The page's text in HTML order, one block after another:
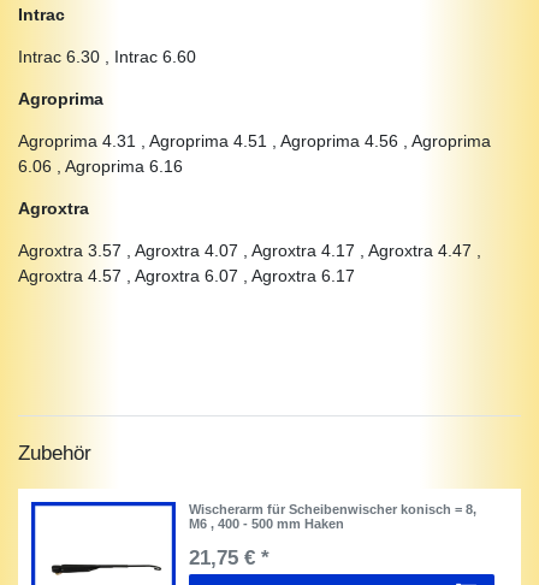
Intrac
Intrac 6.30 , Intrac 6.60
Agroprima
Agroprima 4.31 , Agroprima 4.51 , Agroprima 4.56 , Agroprima
6.06 , Agroprima 6.16
Agroxtra
Agroxtra 3.57 , Agroxtra 4.07 , Agroxtra 4.17 , Agroxtra 4.47 ,
Agroxtra 4.57 , Agroxtra 6.07 , Agroxtra 6.17
Zubehör
Wischerarm für Scheibenwischer konisch = 8,
M6 , 400 - 500 mm Haken
21,75 € *